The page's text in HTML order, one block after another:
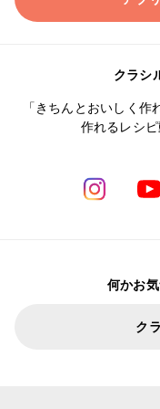
クラシ
「きちんとおいしく
作れるレシ
何かお
ク